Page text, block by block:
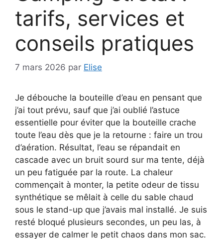
tarifs, services et
conseils pratiques
7 mars 2026 par Elise
Je débouche la bouteille d’eau en pensant que
j’ai tout prévu, sauf que j’ai oublié l’astuce
essentielle pour éviter que la bouteille crache
toute l’eau dès que je la retourne : faire un trou
d’aération. Résultat, l’eau se répandait en
cascade avec un bruit sourd sur ma tente, déjà
un peu fatiguée par la route. La chaleur
commençait à monter, la petite odeur de tissu
synthétique se mêlait à celle du sable chaud
sous le stand-up que j’avais mal installé. Je suis
resté bloqué plusieurs secondes, un peu las, à
essayer de calmer le petit chaos dans mon sac.